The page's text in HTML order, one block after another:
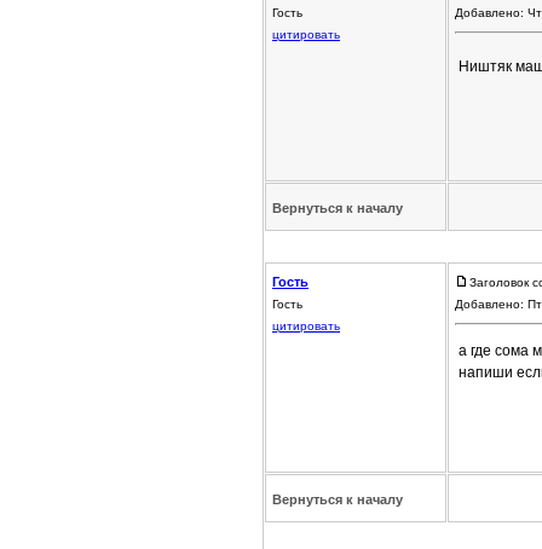
Гость
цитировать
Добавлено:
Ништяк
Вернуться к началу
Гость
Гость
цитировать
Заголовок
Добавлено:
а где сома
напиши
Вернуться к началу